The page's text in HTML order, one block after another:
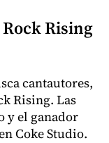
Rock Rising
cantautores,
Rising. Las
y el ganador
Coke Studio.